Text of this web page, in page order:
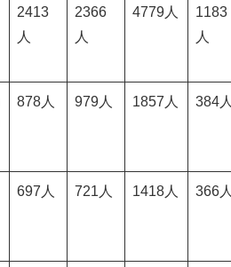
2413
人
2366
人
4779人
1183
人
878人 979人 1857人 384人
697人 721人 1418人 366人